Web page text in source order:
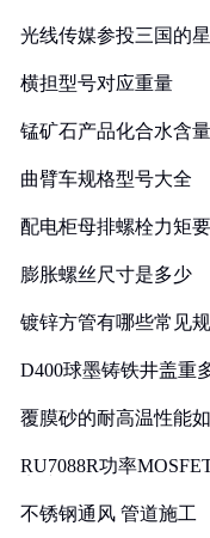
光线传媒参投三国的
横担型号对应重量
锰矿石产品化合水含量
曲臂车规格型号大全
配电柜母排螺栓力矩
膨胀螺丝尺寸是多少
镀锌方管有哪些常见
D400球墨铸铁井盖重
覆膜砂的耐高温性能
RU7088R功率
不锈钢通风 管道施工